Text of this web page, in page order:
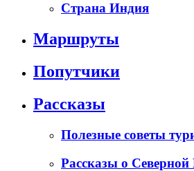
Страна Индия
Маршруты
Попутчики
Рассказы
Полезные советы
Рассказы о